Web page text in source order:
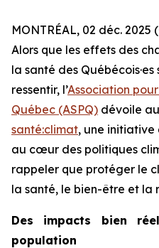
MONTRÉAL, 02 déc. 2025
Alors que les effets des
la santé des
ressentir, l’Association
Québec (ASPQ) dévoile
santé:climat, une initiative
au cœur des politiques
rappeler que protéger le
la santé, le bien-être et la
Des impacts bien
population